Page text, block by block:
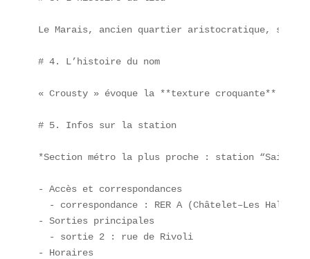
Le Marais, ancien quartier aristocratique, s’est
# 4. L’histoire du nom
« Crousty » évoque la **texture croquante**
# 5. Infos sur la station
*Section métro la plus proche : station “Saint-
- Accès et correspondances
- correspondance : RER A (Châtelet–Les
- Sorties principales
  - sortie 2 : rue de Rivoli
- Horaires